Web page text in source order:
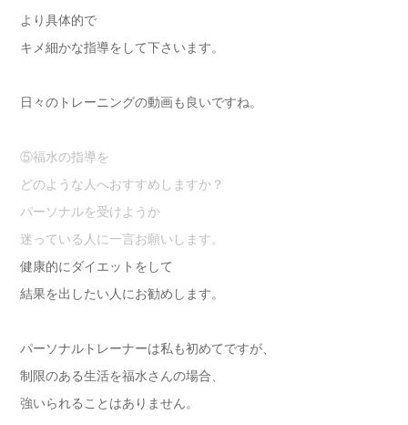
より具体的で
キメ細かな指導をして下さいます。
日々のトレーニングの動画も良いですね。
⑤福水の指導を
どのような人へおすすめしますか？
パーソナルを受けようか
迷っている人に一言お願いします。
健康的にダイエットをして
結果を出したい人にお勧めします。
パーソナルトレーナーは私も初めてですが、
制限のある生活を福水さんの場合、
強いられることはありません。